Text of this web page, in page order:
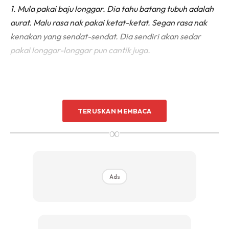
1. Mula pakai baju longgar. Dia tahu batang tubuh adalah
aurat. Malu rasa nak pakai ketat-ketat. Segan rasa nak
kenakan yang sendat-sendat. Dia sendiri akan sedar
pakai longgar-longgar pun cantik juga.
Ads
TERUSKAN MEMBACA
∞
Ads